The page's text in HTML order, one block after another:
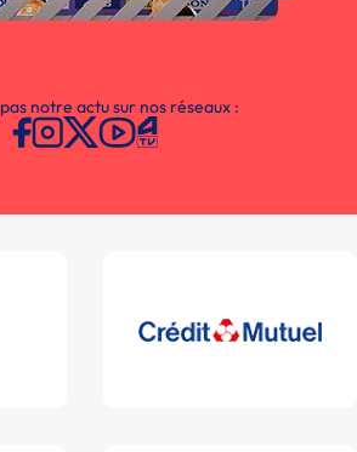
notre actu sur nos réseaux :